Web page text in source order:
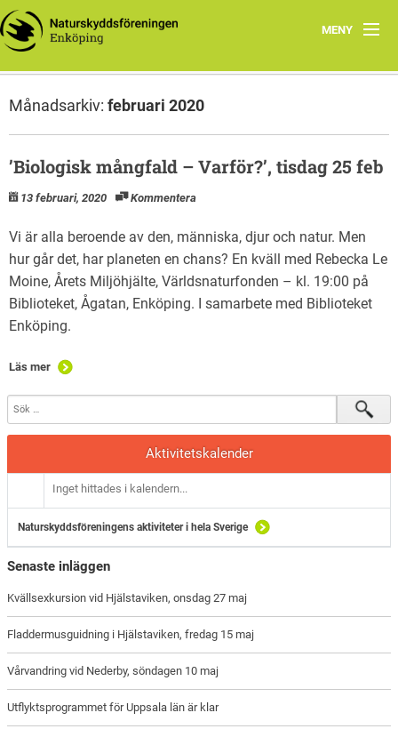
MENY
Hem
Styrelsen
Månadsarkiv: februari 2020
’Biologisk mångfald – Varför?’, tisdag 25 feb
13 februari, 2020 Kommentera
Vi är alla beroende av den, människa, djur och natur. Men
hur går det, har planeten en chans? En kväll med Rebecka Le
Moine, Årets Miljöhjälte, Världsnaturfonden – kl. 19:00 på
Biblioteket, Ågatan, Enköping. I samarbete med Biblioteket
Enköping.
Läs mer
Aktivitetskalender
Inget hittades i kalendern...
Naturskyddsföreningens aktiviteter i hela Sverige
Senaste inläggen
Kvällsexkursion vid Hjälstaviken, onsdag 27 maj
Fladdermusguidning i Hjälstaviken, fredag 15 maj
Vårvandring vid Nederby, söndagen 10 maj
Utflyktsprogrammet för Uppsala län är klar